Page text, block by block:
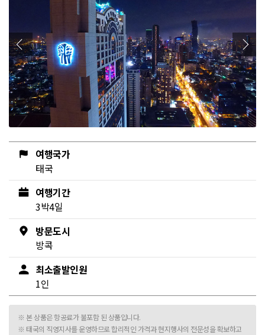
여행국가
태국
여행기간
3박4일
방문도시
방콕
최소출발인원
1인
※ 본 상품은 항공료가 불포함 된 상품입니다.
※ 태국의 직영지사를 운영하므로 합리적인 가격과 현지행사의 전문성을 확보하고